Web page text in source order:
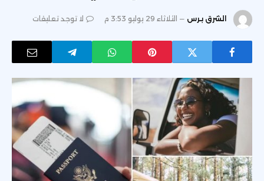
الشرق برس الثلاثاء 29 يوليو 3:53 م لا توجد تعليقات